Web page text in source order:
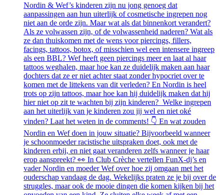
Nordin & Wef’s kinderen zijn nu jong genoeg dat
aanpassingen aan hun uiterlijk of cosmetische ingrepen nog
niet aan de orde zijn. Maar wat als dat binnenkort verandert?
Als ze volwassen zijn, of de volwassenheid naderen? Wat als
ze dan thuiskomen met de wens voor piercings, fillers,
facings, tattoos, botox, of misschien wel een intensere ingreep
als een BBL? Wef heeft geen piercings meer en laat al haar
tattoos weghalen, maar hoe kan ze duidelijk maken aan haar
dochters dat ze er niet achter staat zonder hypocriet over te
komen met de littekens van dit verleden? En Nordin is heel
trots op zijn tattoos, maar hoe kan hij duidelijk maken dat hij
hier niet op zit te wachten bij zijn kinderen? Welke ingrepen
aan het uiterlijk van je kinderen zou jij wel en niet oké
vinden? Laat het weten in de comments! 👇 En wat zouden
Nordin en Wef doen in jouw situatie? Bijvoorbeeld wanneer
je schoonmoeder racistische uitspraken doet, ook met de
kinderen erbij, en niet gaat veranderen zelfs wanneer je haar
erop aanspreekt? 👀 In Club Crèche vertellen FunX-dj’s en
vader Nordin en moeder Wef over hoe zij omgaan met het
ouderschap vandaag de dag. Wekelijks praten ze je bij over de
struggles, maar ook de mooie dingen die komen kijken bij het